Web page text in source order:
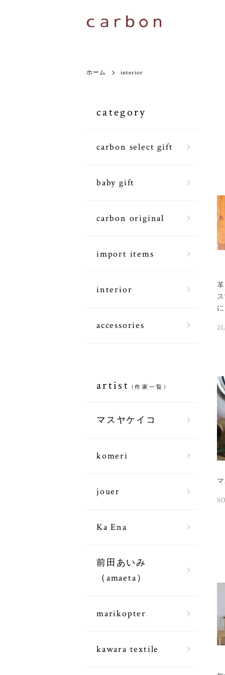
ホーム interior
category
carbon select gift
baby gift
carbon original
import items
interior
accessories
artist (作家一覧)
マスヤケイコ
komeri
jouer
Ka Ena
前田あいみ
（amaeta）
marikopter
kawara textile